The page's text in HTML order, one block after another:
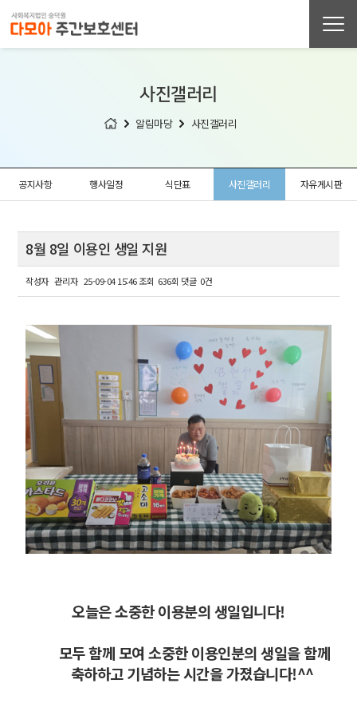
사진갤러리
알림마당 사진갤러리
공지사항 행사일정 식단표 사진갤러리 자유게시판
8월 8일 이용인 생일 지원
작성자 관리자 25-09-04 15:46조회 636회 댓글 0건
오늘은 소중한 이용분의 생일입니다!
모두 함께 모여 소중한 이용인분의 생일을 함께
축하하고 기념하는 시간을 가졌습니다!^^